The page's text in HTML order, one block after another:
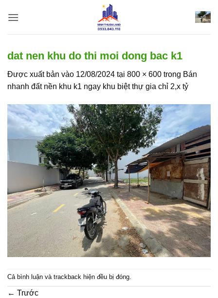
qua
dat nen khu do thi moi dong bac k1
Được xuất bản vào 12/08/2024 tại 800 × 600 trong Bán
nhanh đất nền khu k1 ngay khu biệt thự gia chỉ 2,x tỷ
Cả bình luận và trackback hiện đều bị đóng.
← Trước